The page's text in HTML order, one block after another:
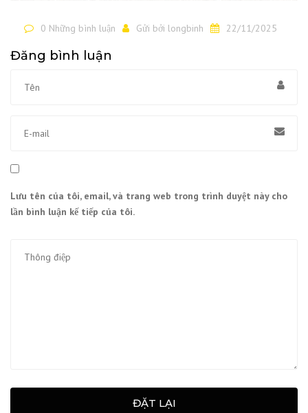
0 Những bình luận Gửi bởi longbinh 22/11/2025
Đăng bình luận
Lưu tên của tôi, email, và trang web trong trình duyệt này cho
lần bình luận kế tiếp của tôi.
ĐẶT LẠI